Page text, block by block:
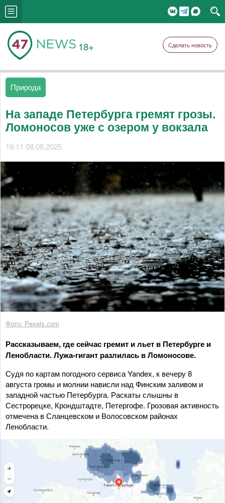
18+ Сделать новость
Природа
На западе Петербурга гремят грозы.
Ломоносов уже с озером у вокзала
19:11 08.08.2025
Фото: Pexels.com
Рассказываем, где сейчас гремит и льет в Петербурге и
Ленобласти. Лужа-гигант разлилась в Ломоносове.
Судя по картам погодного сервиса Yandex, к вечеру 8
августа громы и молнии нависли над Финским заливом и
западной частью Петербурга. Раскаты слышны в
Сестрорецке, Крондштадте, Петергофе. Грозовая активность
отмечена в Сланцевском и Волосовском районах
Ленобласти.